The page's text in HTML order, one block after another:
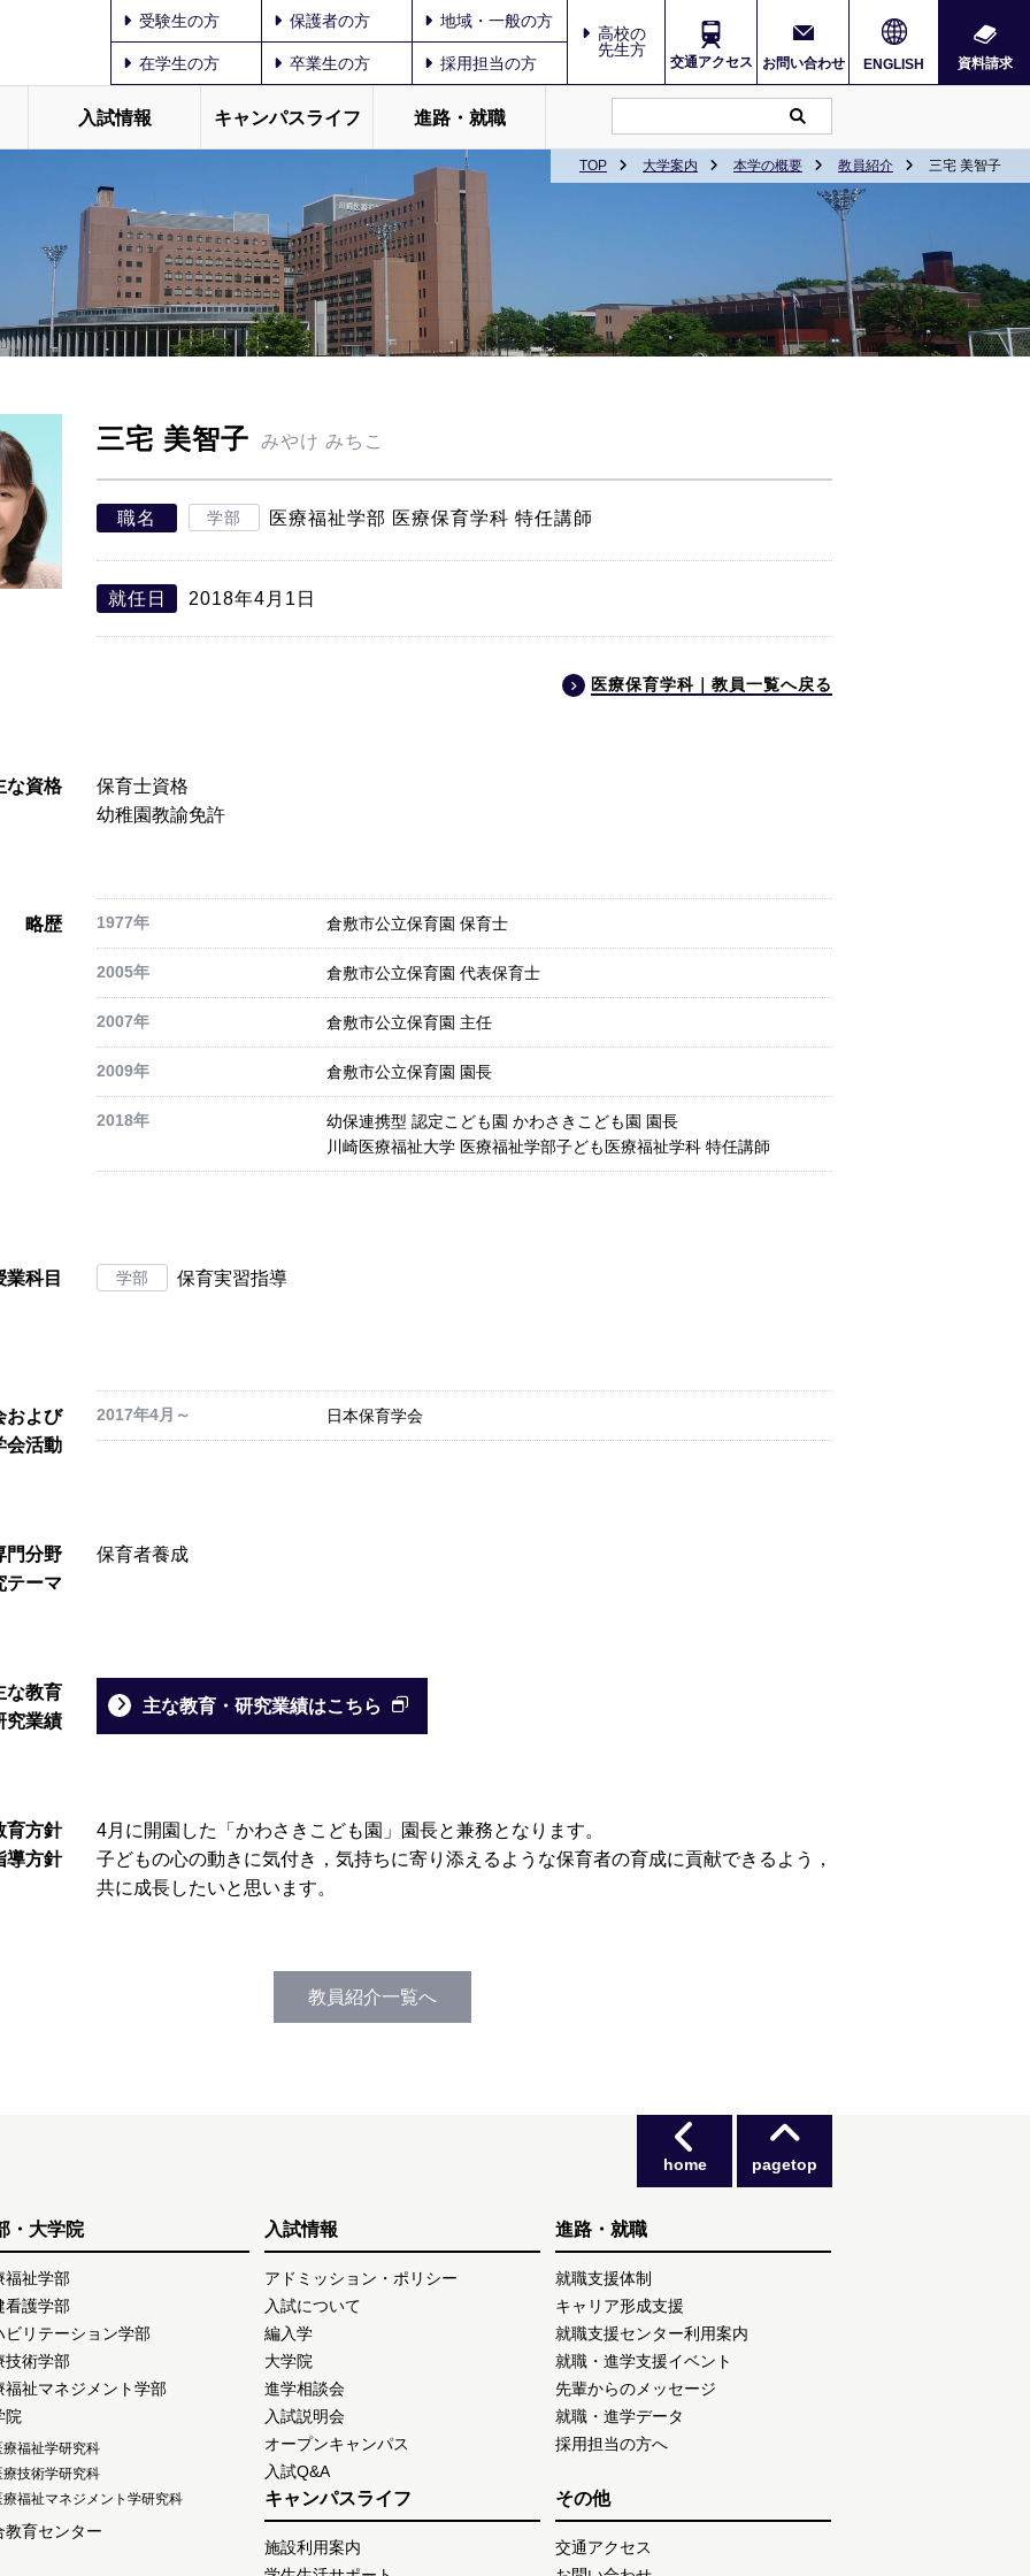
受験生の方 保護者の方 地域・一般の方
高校の
先生方
交通アクセス お問い合わせ ENGLISH 資料請求
在学生の方 卒業生の方 採用担当の方
入試情報 キャンパスライフ 進路・就職
TOP 大学案内 本学の概要 教員紹介 三宅 美智子
三宅 美智子 みやけ みちこ
職名 学部 医療福祉学部 医療保育学科 特任講師
就任日 2018年4月1日
医療保育学科｜教員一覧へ戻る
な資格
保育士資格
幼稚園教諭免許
略歴 1977年 倉敷市公立保育園 保育士
2005年 倉敷市公立保育園 代表保育士
2007年 倉敷市公立保育園 主任
2009年 倉敷市公立保育園 園長
2018年
幼保連携型 認定こども園 かわさきこども園 園長
川崎医療福祉大学 医療福祉学部子ども医療福祉学科 特任講師
科目 学部 保育実習指導
および
会活動
2017年4月～ 日本保育学会
門分野
テーマ
保育者養成
な教育
究業績
主な教育・研究業績はこちら
育方針
導方針
4月に開園した「かわさきこども園」園長と兼務となります。
子どもの心の動きに気付き，気持ちに寄り添えるような保育者の育成に貢献できるよう，
共に成長したいと思います。
教員紹介一覧へ
pagetop
home
・大学院
福祉学部
看護学部
ビリテーション学部
技術学部
福祉マネジメント学部
院
療福祉学研究科
療技術学研究科
療福祉マネジメント学研究科
教育センター
入試情報
アドミッション・ポリシー
入試について
編入学
大学院
進学相談会
入試説明会
オープンキャンパス
入試Q&A
進路・就職
就職支援体制
キャリア形成支援
就職支援センター利用案内
就職・進学支援イベント
先輩からのメッセージ
就職・進学データ
採用担当の方へ
キャンパスライフ
施設利用案内
その他
交通アクセス